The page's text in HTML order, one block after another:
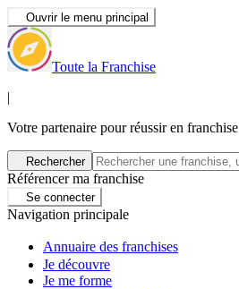
Ouvrir le menu principal
Toute la Franchise
|
Votre partenaire pour réussir en franchise
Rechercher
Référencer ma franchise
Se connecter
Navigation principale
Annuaire des franchises
Je découvre
Je me forme